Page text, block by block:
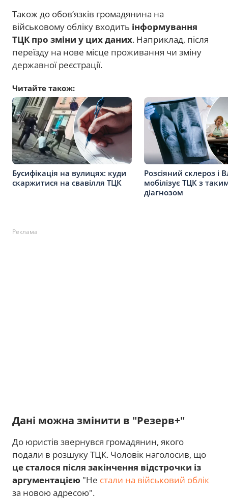
Також до обов’язків громадянина на
військовому обліку входить інформування
ТЦК про зміни у цих даних. Наприклад, після
переїзду на нове місце проживання чи зміну
державної реєстрації.
Читайте також:
Бусифікація на вулицях: куди
скаржитися на свавілля ТЦК
Розсіяний склероз і
мобілізує ТЦК з
діагнозом
Реклама
Дані можна змінити в "Резерв+"
До юристів звернувся громадянин, якого
подали в розшуку ТЦК. Чоловік наголосив, що
це сталося після закінчення відстрочки із
аргументацією "Не стали на військовий облік
за новою адресою".